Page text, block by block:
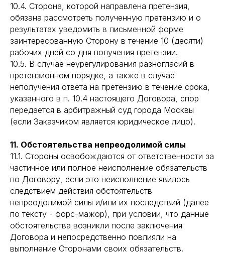
10.4. Сторона, которой направлена претензия,
обязана рассмотреть полученную претензию и о
результатах уведомить в письменной форме
заинтересованную Сторону в течение 10 (десяти)
рабочих дней со дня получения претензии.
10.5. В случае неурегулирования разногласий в
претензионном порядке, а также в случае
неполучения ответа на претензию в течение срока,
указанного в п. 10.4 настоящего Договора, спор
передается в арбитражный суд города Москвы
(если Заказчиком является юридическое лицо).
11. Обстоятельства непреодолимой силы
11.1. Стороны освобождаются от ответственности за
частичное или полное неисполнение обязательств
по Договору, если это неисполнение явилось
следствием действия обстоятельств
непреодолимой силы и/или их последствий (далее
по тексту - форс-мажор), при условии, что данные
обстоятельства возникли после заключения
Договора и непосредственно повлияли на
выполнение Сторонами своих обязательств.